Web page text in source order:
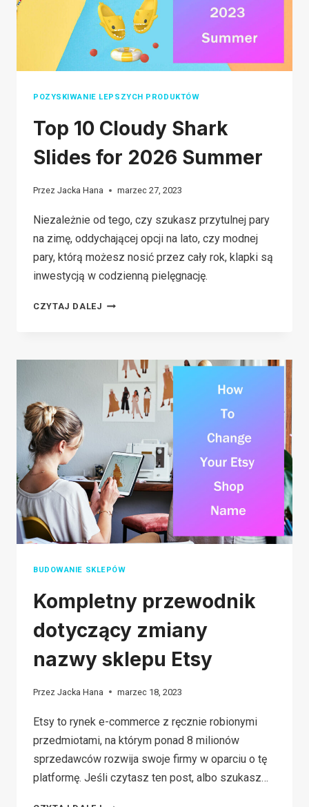
POZYSKIWANIE LEPSZYCH PRODUKTÓW
Top 10 Cloudy Shark
Slides for 2026 Summer
Przez Jacka Hana marzec 27, 2023
Niezależnie od tego, czy szukasz przytulnej pary
na zimę, oddychającej opcji na lato, czy modnej
pary, którą możesz nosić przez cały rok, klapki są
inwestycją w codzienną pielęgnację.
CZYTAJ DALEJ TOP
SHARK
SLIDES
FOR
2026
BUDOWANIE SKLEPÓW
Kompletny przewodnik
dotyczący zmiany
nazwy sklepu Etsy
Przez Jacka Hana marzec 18, 2023
Etsy to rynek e-commerce z ręcznie robionymi
przedmiotami, na którym ponad 8 milionów
sprzedawców rozwija swoje firmy w oparciu o tę
platformę. Jeśli czytasz ten post, albo szukasz…